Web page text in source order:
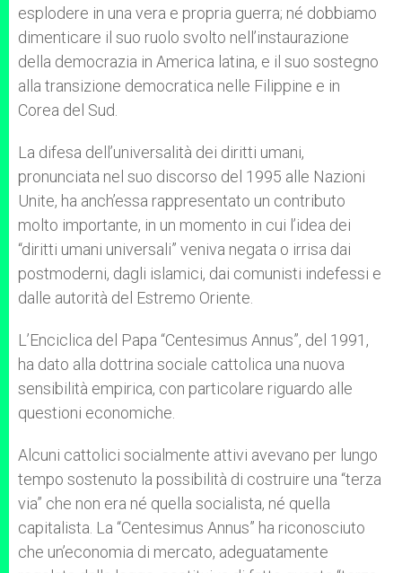
esplodere in una vera e propria guerra; né dobbiamo
dimenticare il suo ruolo svolto nell’instaurazione
della democrazia in America latina, e il suo sostegno
alla transizione democratica nelle Filippine e in
Corea del Sud.
La difesa dell’universalità dei diritti umani,
pronunciata nel suo discorso del 1995 alle Nazioni
Unite, ha anch’essa rappresentato un contributo
molto importante, in un momento in cui l’idea dei
“diritti umani universali” veniva negata o irrisa dai
postmoderni, dagli islamici, dai comunisti indefessi e
dalle autorità del Estremo Oriente.
L’Enciclica del Papa “Centesimus Annus”, del 1991,
ha dato alla dottrina sociale cattolica una nuova
sensibilità empirica, con particolare riguardo alle
questioni economiche.
Alcuni cattolici socialmente attivi avevano per lungo
tempo sostenuto la possibilità di costruire una “terza
via” che non era né quella socialista, né quella
capitalista. La “Centesimus Annus” ha riconosciuto
che un’economia di mercato, adeguatamente